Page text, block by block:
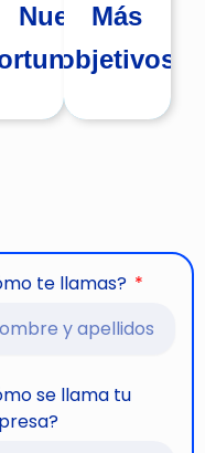
NuevasMás
objetivos
objetivos
te llamas?
se llama tu